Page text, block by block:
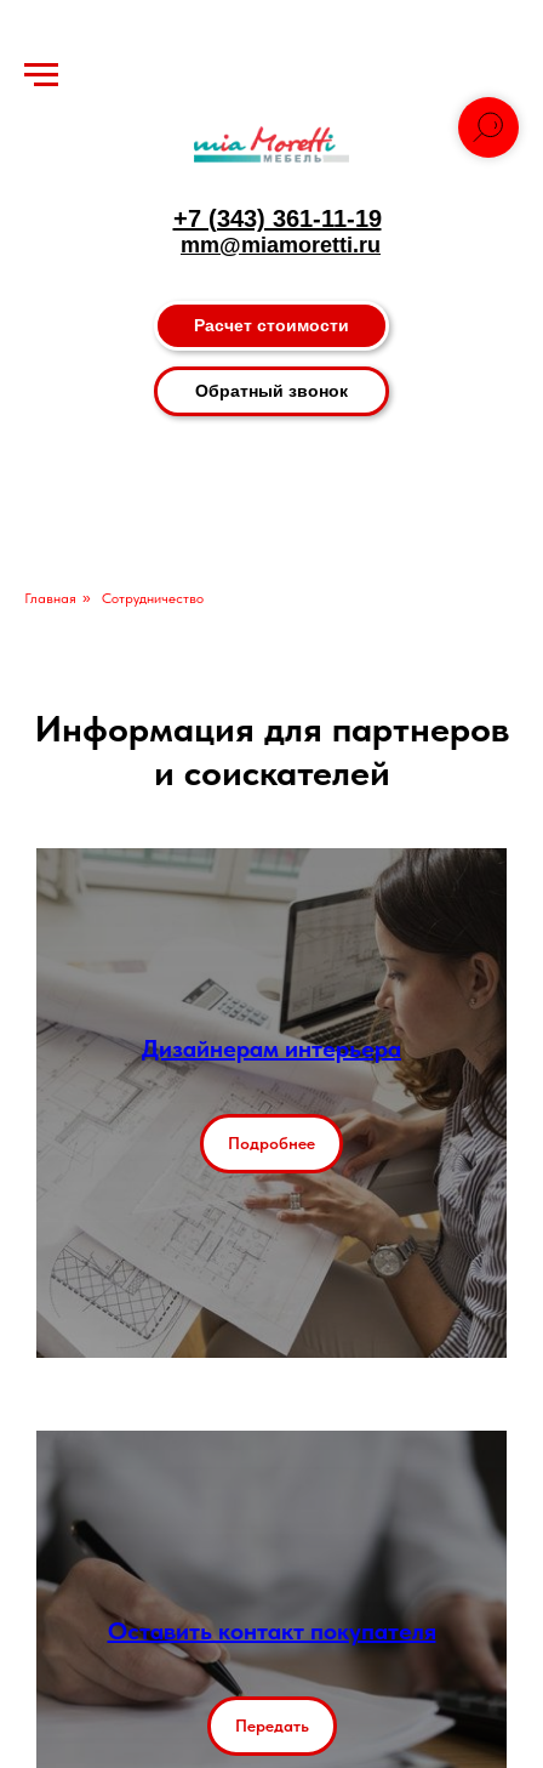
+7 (343) 361-11-19
mm@miamoretti.ru
Расчет стоимости
Обратный звонок
Главная » Сотрудничество
Информация для партнеров
и соискателей
Дизайнерам интерьера
Подробнее
Оставить контакт покупателя
Передать